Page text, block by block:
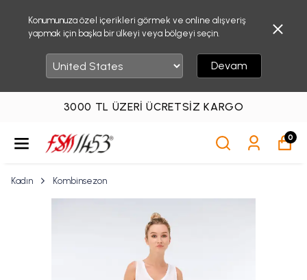
Konumunuza özel içerikleri görmek ve online alışveriş
yapmak için başka bir ülkeyi veya bölgeyi seçin.
Devam
3000 TL ÜZERI ÜCRETSIZ KARGO
0
Kadın Kombinsezon